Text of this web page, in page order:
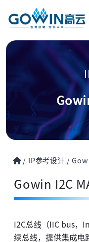
/ IP参考设计 /
Gowin I2C
I2C总线（IIC bus，
续总线，提供集成电